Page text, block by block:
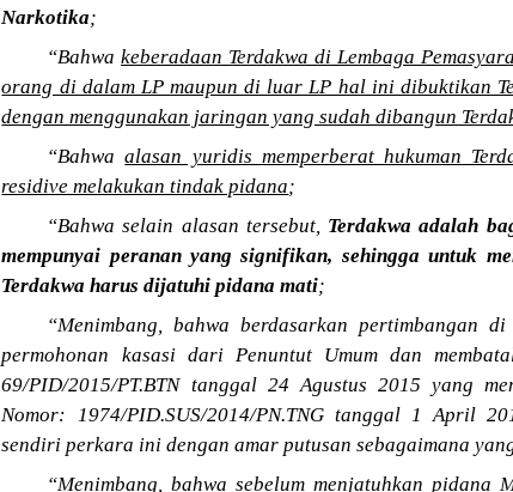
Narkotika;
“Bahwakeberadaan Terdakwa di Lembaga
orang di dalam LP maupun di luar LP hal ini dibuktikan
dengan menggunakan jaringan yang sudah dibangun
“Bahwaalasan yuridis memperberat hukuman
residive melakukan tindak pidana;
“Bahwa selain alasan tersebut, Terdakwa adalah
mempunyai peranan yang signifikan, sehingga untuk
Terdakwa harus dijatuhi pidana mati;
“Menimbang, bahwa berdasarkan pertimbangan
permohonan kasasi dari Penuntut Umum dan
69/PID/2015/PT.BTN tanggal 24 Agustus 2015 yang
Nomor: 1974/PID.SUS/2014/PN.TNG tanggal 1 April
sendiri perkara ini dengan amar putusan sebagaimana
“Menimbang, bahwa sebelum menjatuhkan pidana